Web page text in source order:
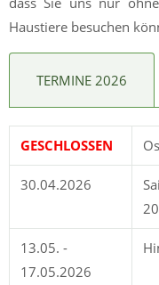
Haustiere besuchen
TERMINE 2026
GESCHLOSSEN
30.04.2026
13.05. -
17.05.2026